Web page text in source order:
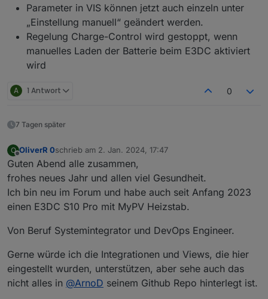
Parameter in VIS können jetzt auch einzeln unter
„Einstellung manuell“ geändert werden.
Regelung Charge-Control wird gestoppt, wenn
manuelles Laden der Batterie beim E3DC aktiviert
wird
A 1 Antwort 0
7 Tagen später
O
Offline
OliverR 0schrieb am 2. Jan. 2024, 17:47
zuletzt editiert von
Guten Abend alle zusammen,
frohes neues Jahr und allen viel Gesundheit.
Ich bin neu im Forum und habe auch seit Anfang 2023
einen E3DC S10 Pro mit MyPV Heizstab.
Von Beruf Systemintegrator und DevOps Engineer.
Gerne würde ich die Integrationen und Views, die hier
eingestellt wurden, unterstützen, aber sehe auch das
nicht alles in @ArnoD seinem Github Repo hinterlegt ist.